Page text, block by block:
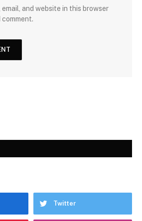
email, and website in this browser
Twitter